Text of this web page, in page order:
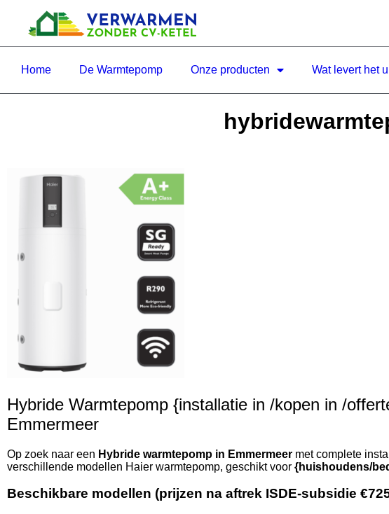
Home De Warmtepomp Onze producten Wat levert het
Hybride Warmtepomp {installatie in /kopen in /
Emmermeer
Op zoek naar een Hybride warmtepomp in Emmermeer met complete
verschillende modellen Haier warmtepomp, geschikt voor {huishoudens/
Beschikbare modellen (prijzen na aftrek ISDE-subsidie